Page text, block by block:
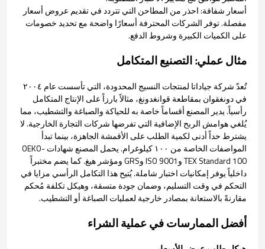
أسعار شفافة: احذر من المطاحن التي تتردد في تقديم عروض أسعار
مفصلة. توفر الشركات المحترفة أسعارًا واضحة مع تحديد خصومات
على الكميات الكبيرة وشروط الدفع.
مثال عملي: التصنيع المتكامل
تُعدّ شركة جياداتا لمنتجات النسيج المحدودة، التي تأسست عام ٢٠٠٤
في دونغقوان بمقاطعة قوانغدونغ، مثالاً بارزاً على الإنتاج المتكامل
رأسياً. يدير المصنع أقساماً خاصة به للحياكة والصباغة والتشطيب، مما
يُلغي هوامش الربح الإضافية التي تفرضها شركات التجارة الخارجية. لا
يشترط حداً أدنى لكمية الطلب على الأقمشة الجاهزة، بينما تبدأ
المواصفات الخاصة من ١٠٠ كيلوغرام. يحمل المصنع شهادات OEKO-
TEX Standard 100 وISO 9001 وGRS ومؤشر هيغ. كما يضم مختبراً
داخلياً يوفر إمكانيات اختبار شاملة. يُتيح هذا التكامل الرأسي مزايا في
التحكم في وقت التسليم، وضمان جودة متسقة، وهيكل تكلفة مُحكم
مقارنةً بالاستعانة بمصادر خارجية لعمليات الصباغة أو التشطيب.
أفضل الممارسات في عملية الشراء